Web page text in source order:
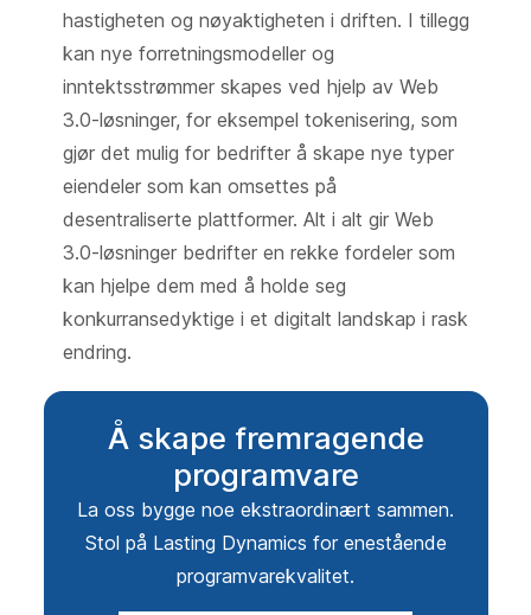
hastigheten og nøyaktigheten i driften. I tillegg
kan nye forretningsmodeller og
inntektsstrømmer skapes ved hjelp av Web
3.0-løsninger, for eksempel tokenisering, som
gjør det mulig for bedrifter å skape nye typer
eiendeler som kan omsettes på
desentraliserte plattformer. Alt i alt gir Web
3.0-løsninger bedrifter en rekke fordeler som
kan hjelpe dem med å holde seg
konkurransedyktige i et digitalt landskap i rask
endring.
Å skape fremragende
programvare
La oss bygge noe ekstraordinært sammen.
Stol på Lasting Dynamics for enestående
programvarekvalitet.